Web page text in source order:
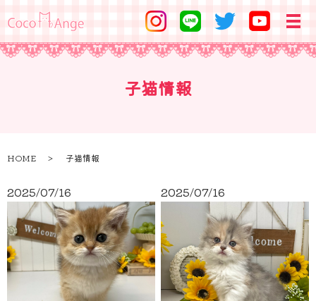
子猫情報
HOME 子猫情報
2025/07/16 2025/07/16